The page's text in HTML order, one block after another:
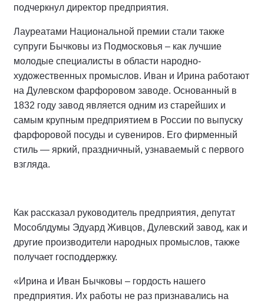
подчеркнул директор предприятия.
Лауреатами Национальной премии стали также
супруги Бычковы из Подмосковья – как лучшие
молодые специалисты в области народно-
художественных промыслов. Иван и Ирина работают
на Дулевском фарфоровом заводе. Основанный в
1832 году завод является одним из старейших и
самым крупным предприятием в России по выпуску
фарфоровой посуды и сувениров. Его фирменный
стиль — яркий, праздничный, узнаваемый с первого
взгляда.
Как рассказал руководитель предприятия, депутат
Мособлдумы Эдуард Живцов, Дулевский завод, как и
другие производители народных промыслов, также
получает господдержку.
«Ирина и Иван Бычковы – гордость нашего
предприятия. Их работы не раз признавались на